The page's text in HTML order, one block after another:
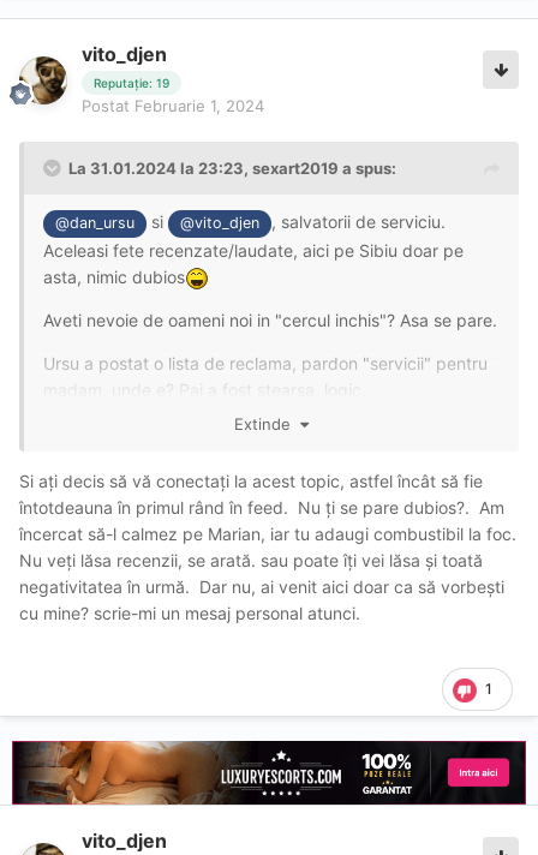
vito_djen
Reputație: 19
Postat Februarie 1, 2024
La 31.01.2024 la 23:23, sexart2019 a spus:
@dan_ursu si @vito_djen
, salvatorii de serviciu.
Aceleasi fete recenzate/laudate, aici pe Sibiu doar pe
asta, nimic dubios
Aveti nevoie de oameni noi in "cercul inchis"? Asa se pare.
Ursu a postat o lista de reclama, pardon "servicii" pentru
madam, unde e? Pai a fost stearsa, logic.
Nu am nevoie de raspunsuri, ca stiu ce si cum. Lasati pe
Extinde
Si ați decis să vă conectați la acest topic, astfel încât să fie
întotdeauna în primul rând în feed. Nu ți se pare dubios?. Am
încercat să-l calmez pe Marian, iar tu adaugi combustibil la foc.
Nu veți lăsa recenzii, se arată. sau poate îți vei lăsa și toată
negativitatea în urmă. Dar nu, ai venit aici doar ca să vorbești
cu mine? scrie-mi un mesaj personal atunci.
1
vito_djen